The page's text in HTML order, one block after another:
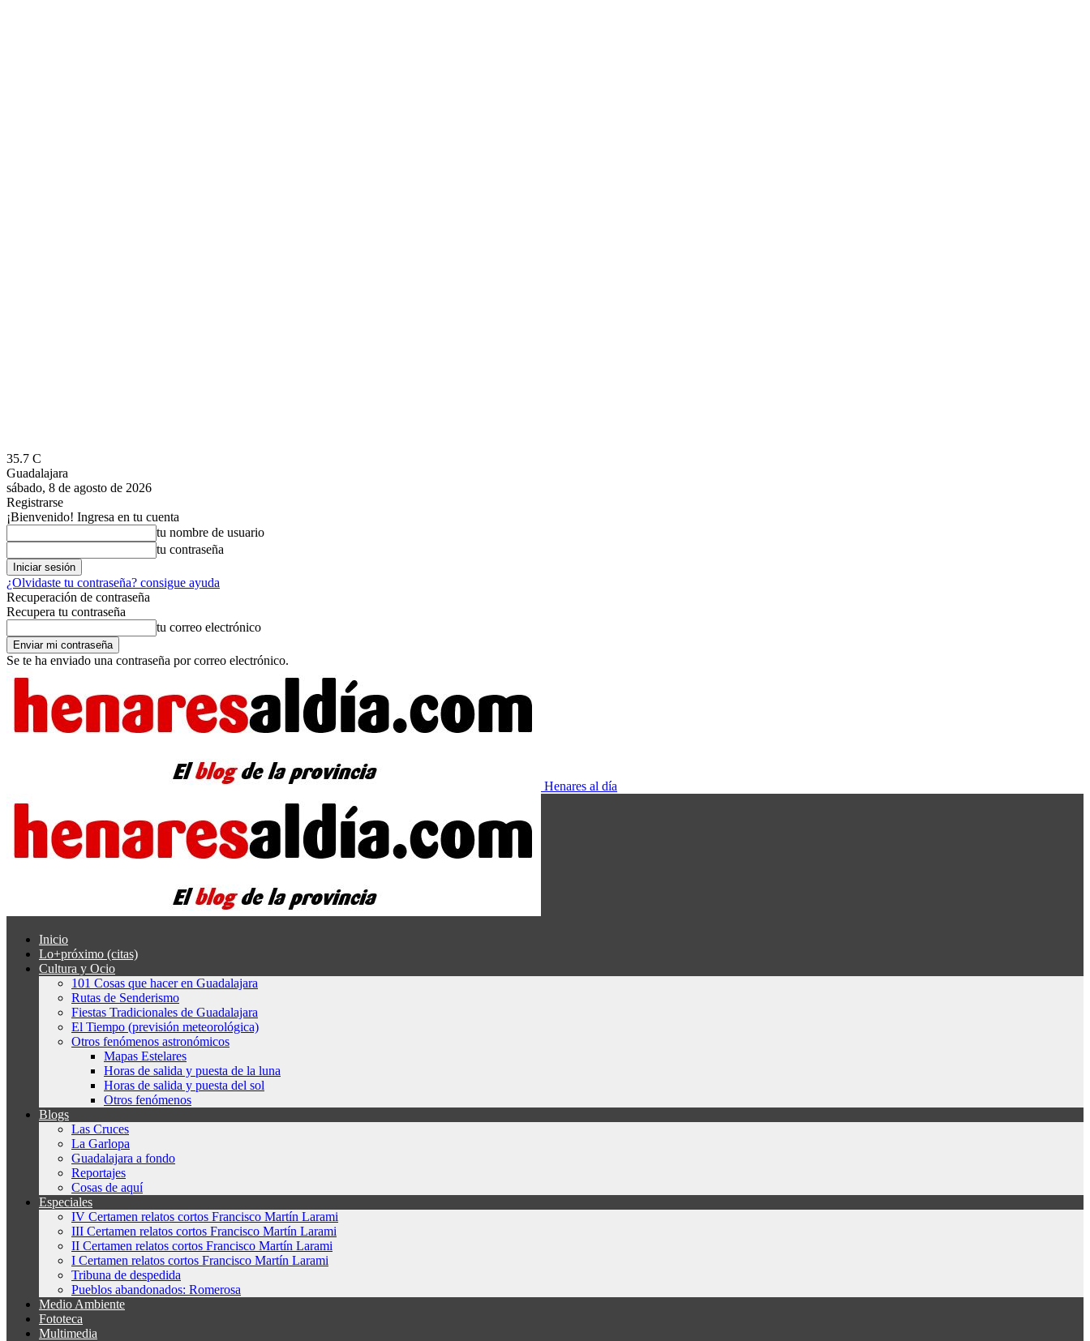
35.7 C
Guadalajara
sábado, 8 de agosto de 2026
Registrarse
¡Bienvenido! Ingresa en tu cuenta
tu nombre de usuario
tu contraseña
¿Olvidaste tu contraseña? consigue ayuda
Recuperación de contraseña
Recupera tu contraseña
tu correo electrónico
Se te ha enviado una contraseña por correo electrónico.
Henares al día
Inicio
Lo+próximo (citas)
Cultura y Ocio
101 Cosas que hacer en Guadalajara
Rutas de Senderismo
Fiestas Tradicionales de Guadalajara
El Tiempo (previsión meteorológica)
Otros fenómenos astronómicos
Mapas Estelares
Horas de salida y puesta de la luna
Horas de salida y puesta del sol
Otros fenómenos
Blogs
Las Cruces
La Garlopa
Guadalajara a fondo
Reportajes
Cosas de aquí
Especiales
IV Certamen relatos cortos Francisco Martín Larami
III Certamen relatos cortos Francisco Martín Larami
II Certamen relatos cortos Francisco Martín Larami
I Certamen relatos cortos Francisco Martín Larami
Tribuna de despedida
Pueblos abandonados: Romerosa
Medio Ambiente
Fototeca
Multimedia